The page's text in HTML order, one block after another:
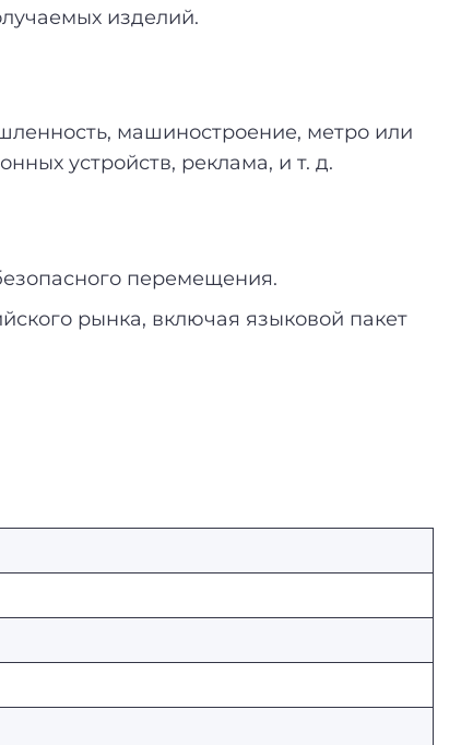
изделий.
машиностроение, метро или
устройств, реклама, и т. д.
перемещения.
рынка, включая языковой пакет